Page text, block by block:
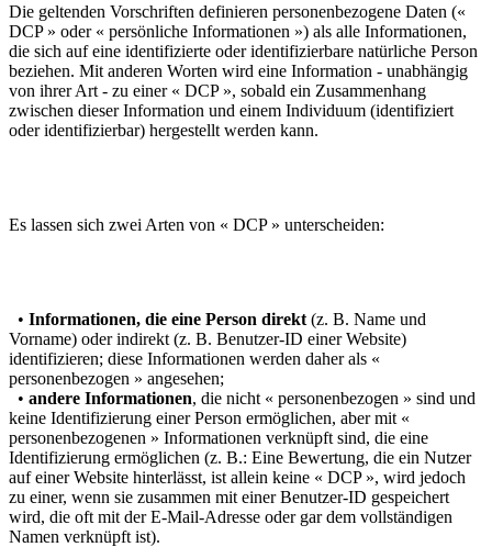
Die geltenden Vorschriften definieren personenbezogene Daten («
DCP » oder « persönliche Informationen ») als alle Informationen,
die sich auf eine identifizierte oder identifizierbare natürliche Person
beziehen. Mit anderen Worten wird eine Information - unabhängig
von ihrer Art - zu einer « DCP », sobald ein Zusammenhang
zwischen dieser Information und einem Individuum (identifiziert
oder identifizierbar) hergestellt werden kann.
Es lassen sich zwei Arten von « DCP » unterscheiden:
• Informationen, die eine Person direkt (z. B. Name und
Vorname) oder indirekt (z. B. Benutzer-ID einer Website)
identifizieren; diese Informationen werden daher als «
personenbezogen » angesehen;
• andere Informationen, die nicht « personenbezogen » sind und
keine Identifizierung einer Person ermöglichen, aber mit «
personenbezogenen » Informationen verknüpft sind, die eine
Identifizierung ermöglichen (z. B.: Eine Bewertung, die ein Nutzer
auf einer Website hinterlässt, ist allein keine « DCP », wird jedoch
zu einer, wenn sie zusammen mit einer Benutzer-ID gespeichert
wird, die oft mit der E-Mail-Adresse oder gar dem vollständigen
Namen verknüpft ist).